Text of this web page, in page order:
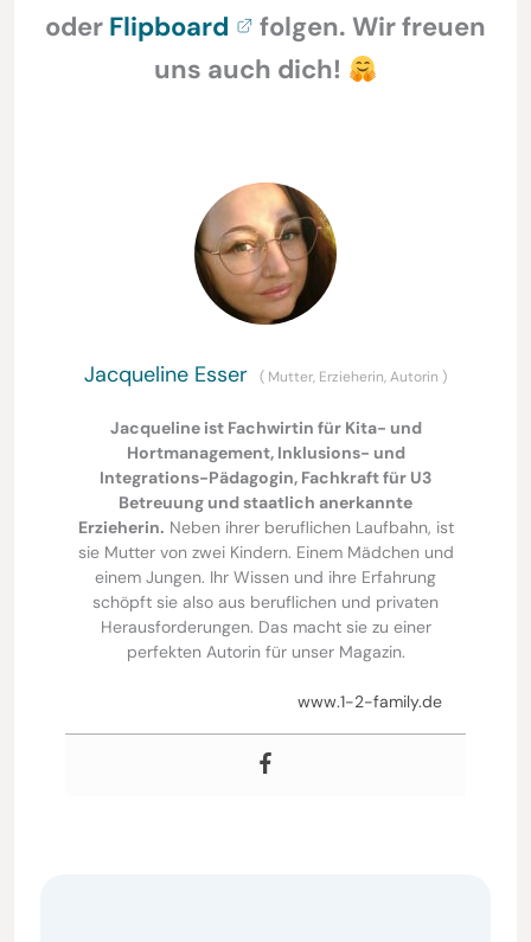
oder Flipboard
folgen. Wir freuen
uns auch dich!
Jacqueline Esser ( Mutter, Erzieherin, Autorin )
Jacqueline ist Fachwirtin für Kita- und
Hortmanagement, Inklusions- und
Integrations-Pädagogin, Fachkraft für U3
Betreuung und staatlich anerkannte
Erzieherin. Neben ihrer beruflichen Laufbahn, ist
sie Mutter von zwei Kindern. Einem Mädchen und
einem Jungen. Ihr Wissen und ihre Erfahrung
schöpft sie also aus beruflichen und privaten
Herausforderungen. Das macht sie zu einer
perfekten Autorin für unser Magazin.
www.1-2-family.de